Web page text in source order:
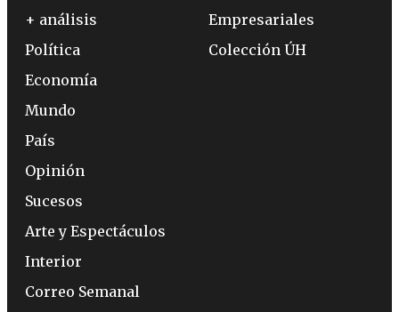
+ análisis
Política
Economía
Mundo
País
Opinión
Sucesos
Arte y Espectáculos
Interior
Correo Semanal
Empresariales
Colección ÚH